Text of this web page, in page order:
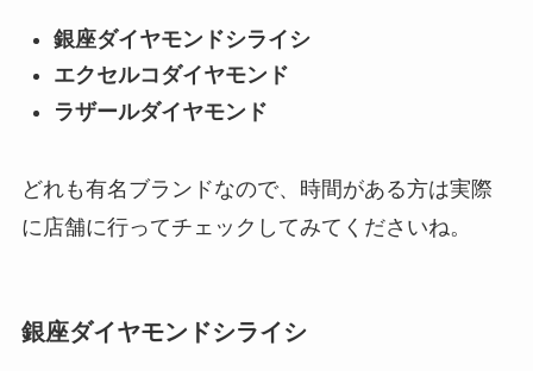
銀座ダイヤモンドシライシ
エクセルコダイヤモンド
ラザールダイヤモンド
どれも有名ブランドなので、時間がある方は実際
に店舗に行ってチェックしてみてくださいね。
銀座ダイヤモンドシライシ